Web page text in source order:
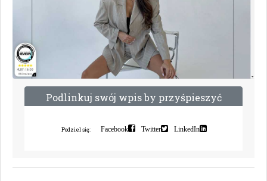
Podlinkuj swój wpisby przyśpieszyć
Podziel się: Facebook Twitter LinkedIn